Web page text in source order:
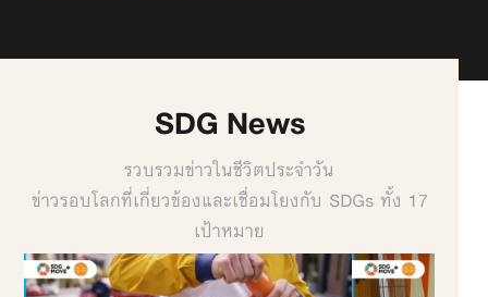
SDG News
รวบรวมข่าวในชีวิตประจำวัน
ข่าวรอบโลกที่เกี่ยวข้องและเชื่อมโยงกับ SDGs ทั้ง 17
เป้าหมาย